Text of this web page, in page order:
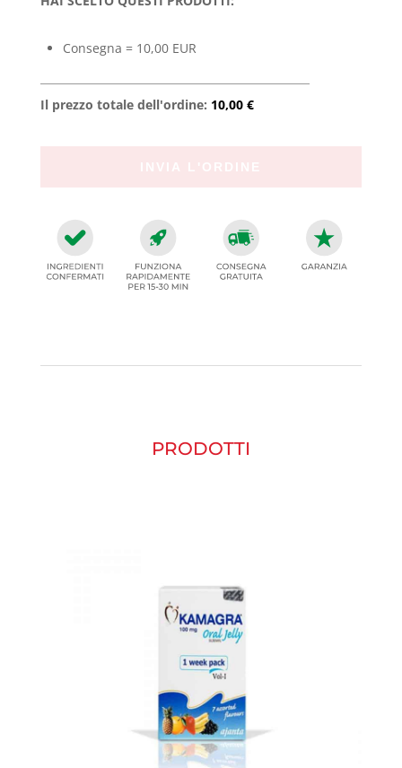
Consegna = 10,00 EUR
Il prezzo totale dell'ordine: 10,00 €
PRODOTTI